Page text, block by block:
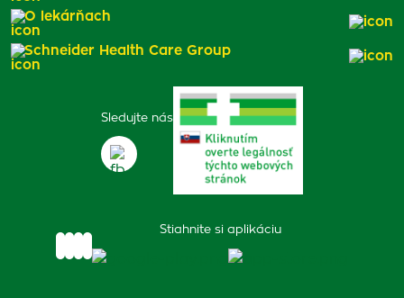
Sledujte nás
Stiahnite si aplikáciu
O lekárňach
Schneider Health Care Group